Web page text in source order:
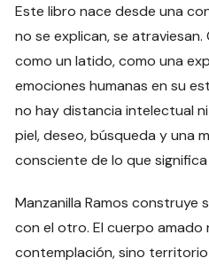
Este libro nace desde una
no se explican, se
como un latido, como una
emociones humanas en su
no hay distancia intelectual
piel, deseo, búsqueda y una
consciente de lo que significa
Manzanilla Ramos construye
con el otro. El cuerpo
contemplación, sino